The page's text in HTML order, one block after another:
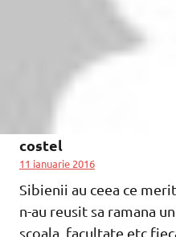
costel
11 ianuarie 2016
Sibienii au ceea ce
n-au reusit sa ramana
scoala, facultate etc